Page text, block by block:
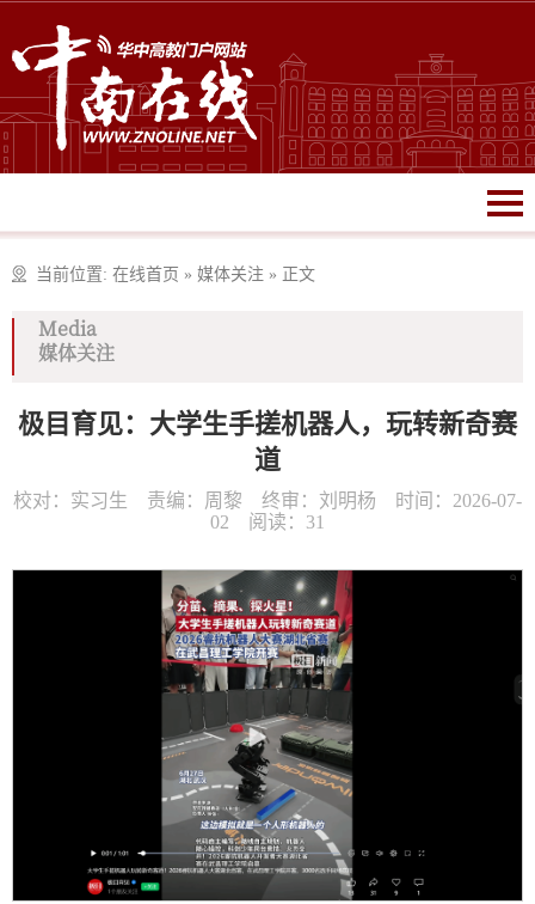
当前位置: 在线首页 » 媒体关注 » 正文
Media
媒体关注
极目育见：大学生手搓机器人，玩转新奇赛
道
校对：实习生 责编：周黎 终审：刘明杨 时间：2026-07-
02 阅读： 31